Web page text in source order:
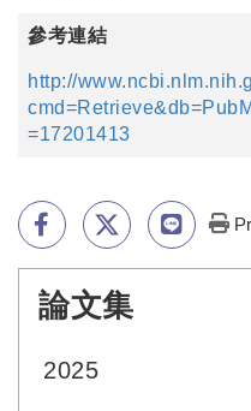
參考連結
http://
=17201413
論文集
2025